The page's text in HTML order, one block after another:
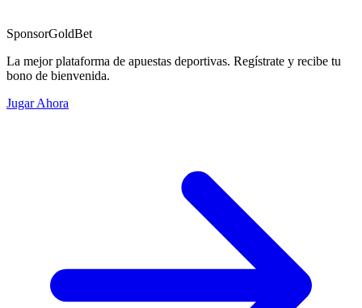
SponsorGoldBet
La mejor plataforma de apuestas deportivas. Regístrate y recibe tu
bono de bienvenida.
Jugar Ahora